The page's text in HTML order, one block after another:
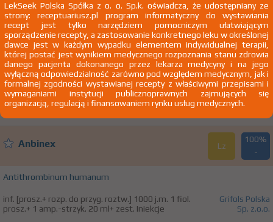
Anbinex Lz
100%
-
Antithrombinum humanum
inf. [prosz.+ rozp. do przyg. roztw.] 500 j.m. 1 fiol. prosz.+
1 amp.-strzyk. 10 ml+ zest. Iniekcje
Grifols Polska
Sp. z.o.o.
Anbinex Lz
100%
-
Antithrombinum humanum
inf. [prosz.+ rozp. do przyg. roztw.] 1000 j.m. 1 fiol.
prosz.+ 1 amp.-strzyk. 20 ml+ zest. Iniekcje
Grifols Polska
Sp. z.o.o.
LekSeek Polska Spółka z o. o. Sp.k. oświadcza, że udostępniany ze
strony: receptuariusz.pl program informatyczny do wystawiania
recept jest tylko narzędziem pomocniczym ułatwiającym
sporządzenie recepty, a zastosowanie konkretnego leku w określonej
dawce jest w każdym wypadku elementem indywidualnej terapii,
której postać jest wynikiem medycznego rozpoznania stanu zdrowia
danego pacjenta dokonanego przez lekarza medycyny i na jego
wyłączną odpowiedzialność zarówno pod względem medycznym, jak i
formalnej zgodności wystawianej recepty z właściwymi przepisami i
wymaganiami instytucji publicznoprawnych zajmujących się
organizacją, regulacją i finansowaniem rynku usług medycznych.